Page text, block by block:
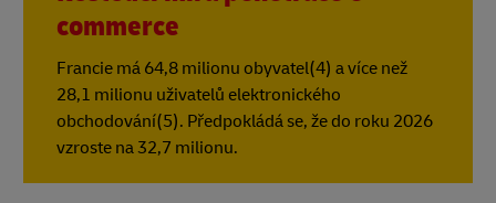
commerce
Francie má 64,8 milionu obyvatel(4) a více než
28,1 milionu uživatelů elektronického
obchodování(5). Předpokládá se, že do roku 2026
vzroste na 32,7 milionu.